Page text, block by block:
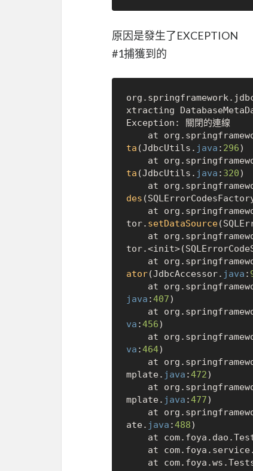
原因是發生了EXCEPTION
#1捕獲到的
xtracting
Exception: 關閉的連線
at
ta (JdbcUtils. java : 296)
at
ta (JdbcUtils. java : 320)
at
des
tor. setDataSource
at
ator(JdbcAccessor. java :
at
java :407)
at
va :456)
at
va :464)
at
mplate. java :472)
at
mplate. java :477)
at
ate. java :488)
at
at
at